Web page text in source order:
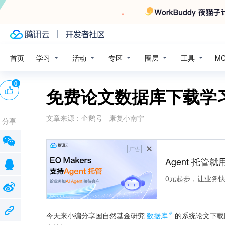
首页 学习 活动 专区 圈层 工具
免费论文数据库下载学
文章来源： 企鹅号 - 康复小南宁
广告
Agent 托管就
0元起步，让业务
今天来小编分享国自然基金研究 数据库
的系统论文下
0
分享